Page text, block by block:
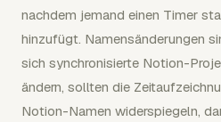
nachdem jemand einen Timer
hinzufügt. Namensänderungen
sich synchronisierte Notion-
ändern, sollten die
Notion-Namen widerspiegeln,